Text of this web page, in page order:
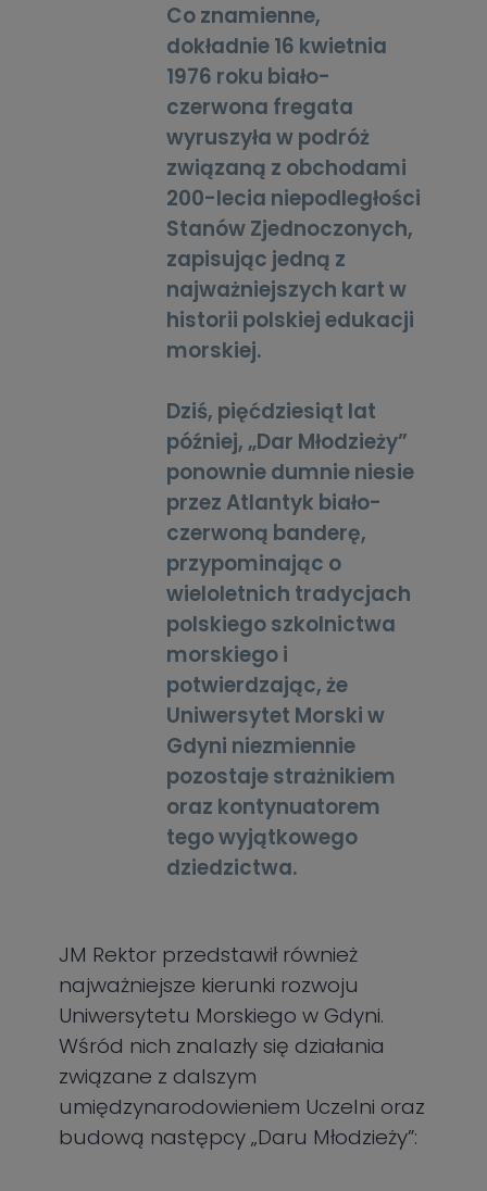
Co znamienne,
dokładnie 16 kwietnia
1976 roku biało-
czerwona fregata
wyruszyła w podróż
związaną z obchodami
200-lecia niepodległości
Stanów Zjednoczonych,
zapisując jedną z
najważniejszych kart w
historii polskiej edukacji
morskiej.
Dziś, pięćdziesiąt lat
później, „Dar Młodzieży”
ponownie dumnie niesie
przez Atlantyk biało-
czerwoną banderę,
przypominając o
wieloletnich tradycjach
polskiego szkolnictwa
morskiego i
potwierdzając, że
Uniwersytet Morski w
Gdyni niezmiennie
pozostaje strażnikiem
oraz kontynuatorem
tego wyjątkowego
dziedzictwa.
JM Rektor przedstawił również
najważniejsze kierunki rozwoju
Uniwersytetu Morskiego w Gdyni.
Wśród nich znalazły się działania
związane z dalszym
umiędzynarodowieniem Uczelni oraz
budową następcy „Daru Młodzieży”: